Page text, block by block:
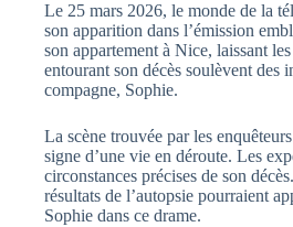
Le 25 mars 2026, le monde de la
son apparition dans l’émission
son appartement à Nice, laissant
entourant son décès soulèvent des
compagne, Sophie.
La scène trouvée par les
signe d’une vie en déroute. Les
circonstances précises de son
résultats de l’autopsie pourraient
Sophie dans ce drame.